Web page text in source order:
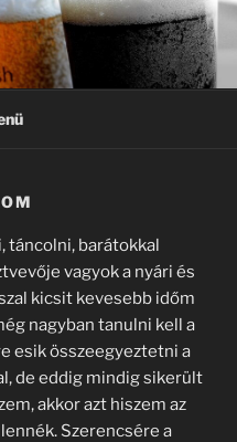
táncolni, barátokkal
vagyok a nyári és
kicsit kevesebb időm
nagyban tanulni kell a
esik összeegyeztetni a
de eddig mindig sikerült
akkor azt hiszem az
Szerencsére a